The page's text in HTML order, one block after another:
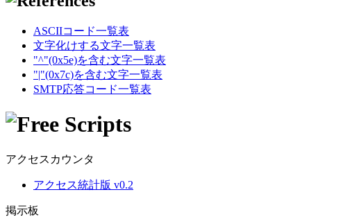
ASCIIコード一覧表
文字化けする文字一覧表
"^"(0x5e)を含む文字一覧表
"|"(0x7c)を含む文字一覧表
SMTP応答コード一覧表
アクセスカウンタ
アクセス統計版 v0.2
掲示板